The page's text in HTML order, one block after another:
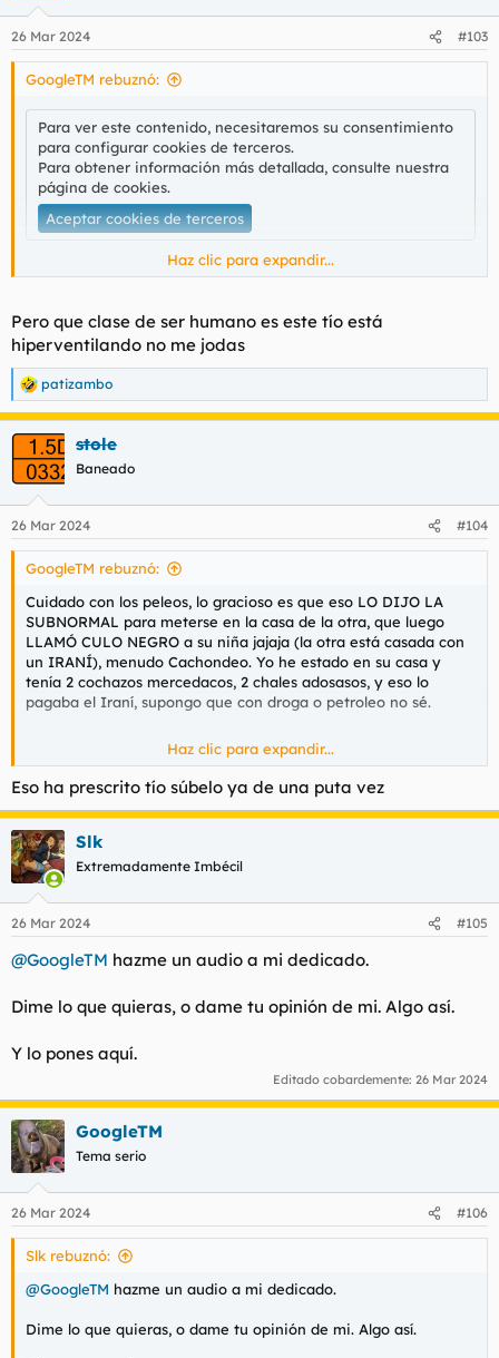
e
s
26 Mar 2024 #103
GoogleTM rebuznó:
Para ver este contenido, necesitaremos su consentimiento
para configurar cookies de terceros.
Para obtener información más detallada, consulte nuestra
página de cookies.
Aceptar cookies de terceros
Para ver este contenido, necesitaremos su consentimiento
para configurar cookies de terceros.
Para obtener información más detallada, consulte nuestra
página de cookies.
Aceptar cookies de terceros
Haz clic para expandir...
Pero que clase de ser humano es este tío está
hiperventilando no me jodas
R
e
a
c
i
e
s
patizambo
stole
Baneado
26 Mar 2024 #104
GoogleTM rebuznó:
Cuidado con los peleos, lo gracioso es que eso LO DIJO LA
SUBNORMAL para meterse en la casa de la otra, que luego
LLAMÓ CULO NEGRO a su niña jajaja (la otra está casada con
un IRANÍ), menudo Cachondeo. Yo he estado en su casa y
tenía 2 cochazos mercedacos, 2 chales adosasos, y eso lo
pagaba el Iraní, supongo que con droga o petroleo no sé.
Pero lo gracioso es cuando se fue con ella Y LE ROBÓ 750€ y
como la niña de 10 años dijo a a madre que la había visto
mirando cajones, LA LLAMÓ CULO NEGRO jajajajajajajajjaa. No
puedo poner el audio porque hay nombres y direcciones.
Haz clic para expandir...
Eso ha prescrito tío súbelo ya de una puta vez
Slk
Extremadamente Imbécil
26 Mar 2024 #105
@GoogleTM hazme un audio a mi dedicado.
Dime lo que quieras, o dame tu opinión de mi. Algo así.
Y lo pones aquí.
Editado cobardemente: 26 Mar 2024
GoogleTM
Tema serio
26 Mar 2024 #106
Slk rebuznó:
@GoogleTM hazme un audio a mi dedicado.
Dime lo que quieras, o dame tu opinión de mi. Algo así.